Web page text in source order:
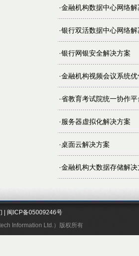
·金融机构数据中心网络
·银行双活数据中心网络
·银行网银安全解决方案
·金融机构视频会议系统
·省教育考试院统一协作
·服务器虚拟化解决方案
·桌面云解决方案
·金融机构大数据存储解决
闽ICP备05009246号
Information Ltd.）版权所有